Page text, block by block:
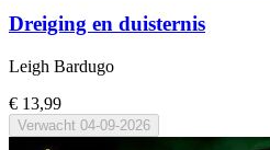
Dreiging en duisternis
Leigh Bardugo
€ 13,99
Verwacht 04-09-2026